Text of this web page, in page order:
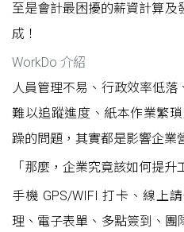
至是會計最困擾的薪資計算及
成！
WorkDo 介紹
人員管理不易、行政效率低
難以追蹤進度、紙本作業繁
躁的問題，其實都是影響企業
「那麼，企業究竟該如何提升
手機 GPS/WIFI 打卡、線上
理、電子表單、多點簽到、